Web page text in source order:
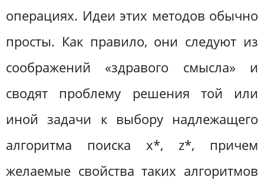
операциях. Идеи этих методов обычно
просты. Как правило, они следуют из
соображений «здравого смысла» и
сводят проблему решения той или
иной задачи к выбору надлежащего
алгоритма поиска x*, z*, причем
желаемые свойства таких алгоритмов